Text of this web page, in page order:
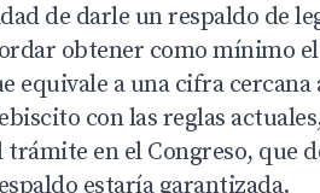
de darle un respaldo de
obtener como mínimo el
a una cifra cercana
con las reglas
en el Congreso, que
estaría garantizada.